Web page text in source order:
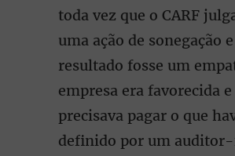
toda vez que o CARF
uma ação de sonegação
resultado fosse um
empresa era favorecida e
precisava pagar o que
definido por um